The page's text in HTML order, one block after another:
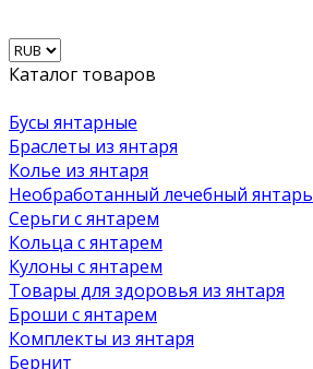
Каталог товаров
Бусы янтарные
Браслеты из янтаря
Колье из янтаря
Необработанный лечебный янтарь
Серьги с янтарем
Кольца с янтарем
Кулоны с янтарем
Товары для здоровья из янтаря
Броши с янтарем
Комплекты из янтаря
Бернит